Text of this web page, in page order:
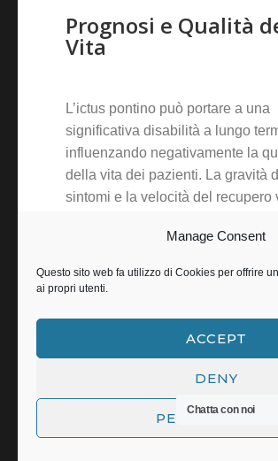
Manage Consent
Questo sito web fa utilizzo di Cookies per offrire
ai propri utenti.
ACCEPT
DENY
PERSONALIZZA
Prognosi e Qualità
Vita
L’ictus pontino può portare a una
significativa disabilità a lungo
influenzando negativamente la
della vita dei pazienti. La gravità
sintomi e la velocità del recupero
pazienti affrontino sfide
cognitive. La riabilitazione e le
La prognosi dipende da vari
la gravità dell’ictus, la
Chatta con noi